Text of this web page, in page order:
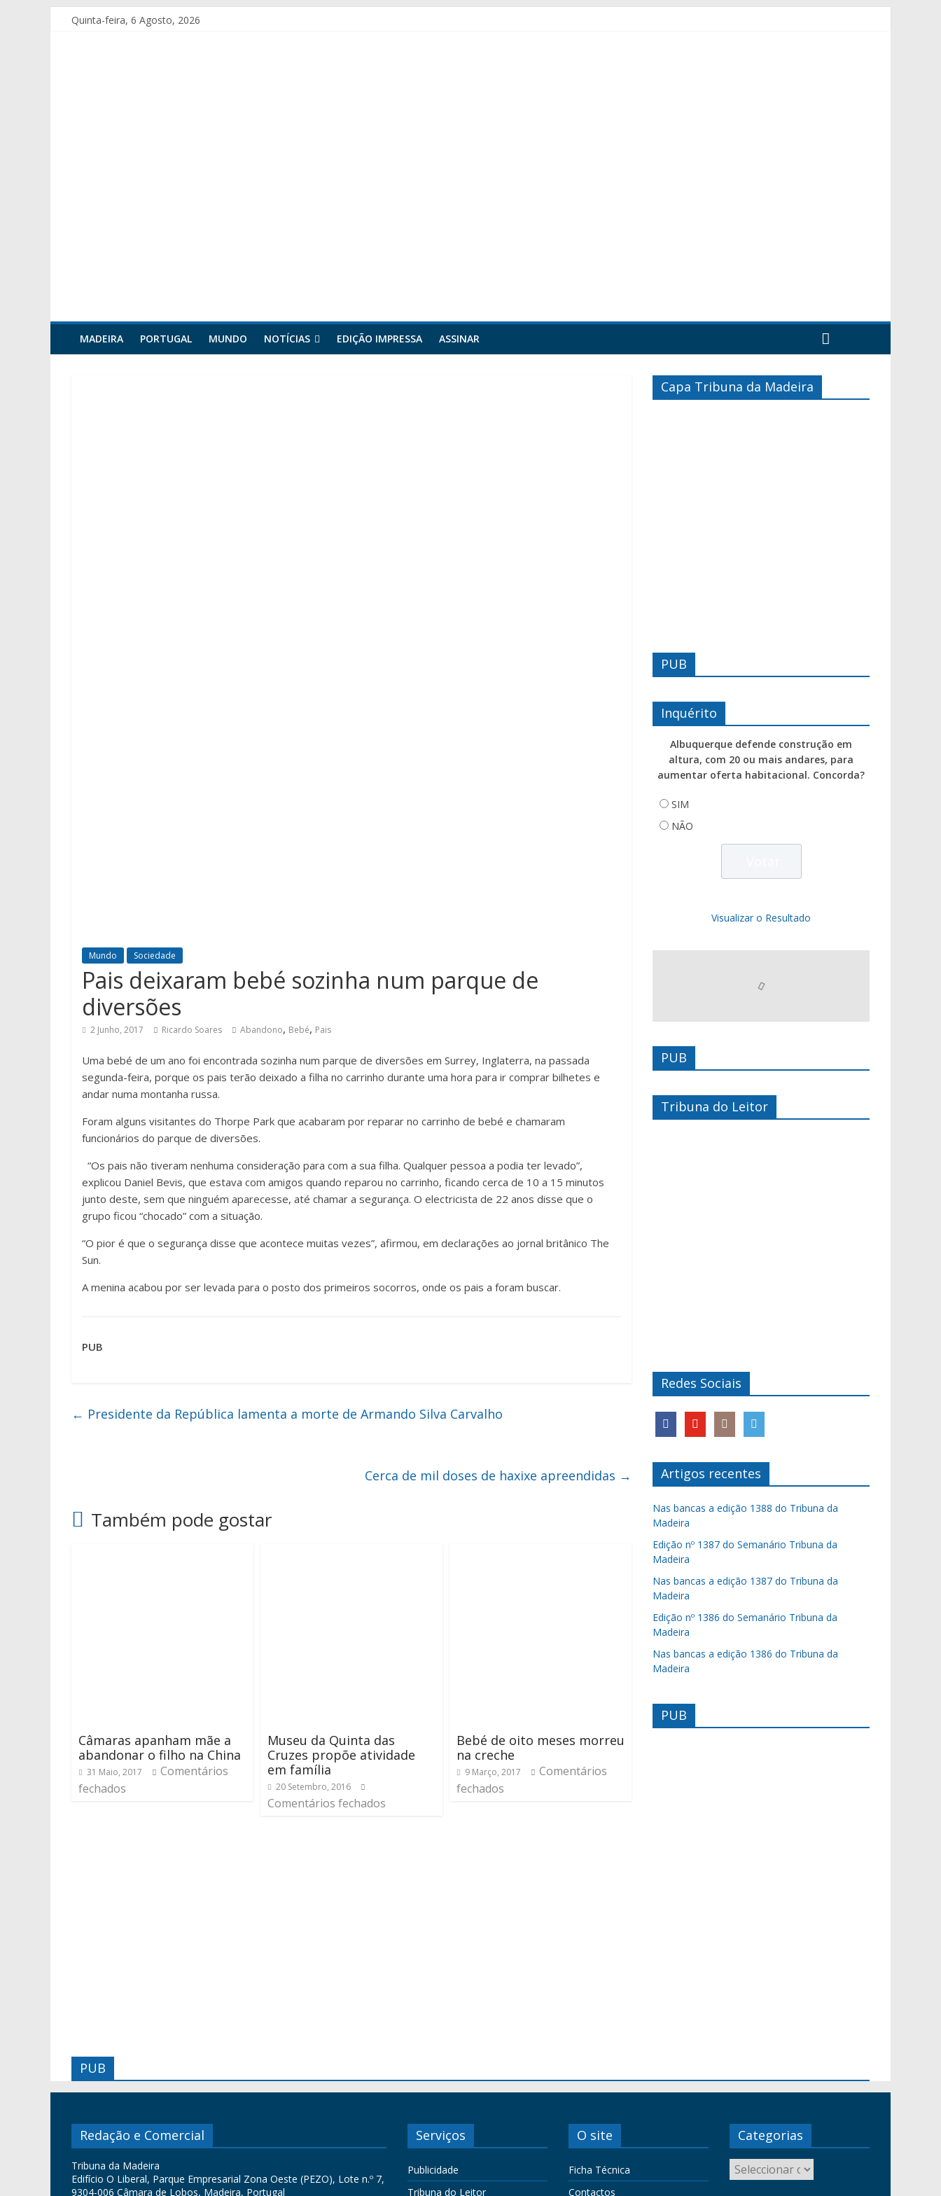
Quinta-feira, 6 Agosto, 2026
MADEIRA PORTUGAL MUNDO NOTÍCIAS EDIÇÃO IMPRESSA ASSINAR
Mundo Sociedade
Pais deixaram bebé sozinha num parque de
diversões
2 Junho, 2017 Ricardo Soares Abandono, Bebé, Pais
Uma bebé de um ano foi encontrada sozinha num parque de diversões em Surrey, Inglaterra, na passada
segunda-feira, porque os pais terão deixado a filha no carrinho durante uma hora para ir comprar bilhetes e
andar numa montanha russa.
Foram alguns visitantes do Thorpe Park que acabaram por reparar no carrinho de bebé e chamaram
funcionários do parque de diversões.
“Os pais não tiveram nenhuma consideração para com a sua filha. Qualquer pessoa a podia ter levado”,
explicou Daniel Bevis, que estava com amigos quando reparou no carrinho, ficando cerca de 10 a 15 minutos
junto deste, sem que ninguém aparecesse, até chamar a segurança. O electricista de 22 anos disse que o
grupo ficou “chocado” com a situação.
“O pior é que o segurança disse que acontece muitas vezes”, afirmou, em declarações ao jornal britânico The
Sun.
A menina acabou por ser levada para o posto dos primeiros socorros, onde os pais a foram buscar.
PUB
← Presidente da República lamenta a morte de Armando Silva Carvalho
Cerca de mil doses de haxixe apreendidas →
Também pode gostar
Câmaras apanham mãe a
abandonar o filho na China
31 Maio, 2017
Comentários
fechados
Museu da Quinta das
Cruzes propõe atividade
em família
20 Setembro, 2016
Comentários fechados
Bebé de oito meses morreu
na creche
9 Março, 2017
Comentários
fechados
Capa Tribuna da Madeira
PUB
Inquérito
Albuquerque defende construção em
altura, com 20 ou mais andares, para
aumentar oferta habitacional. Concorda?
SIM
NÃO
Visualizar o Resultado
PUB
Tribuna do Leitor
Redes Sociais
Artigos recentes
Nas bancas a edição 1388 do Tribuna da
Madeira
Edição nº 1387 do Semanário Tribuna da
Madeira
Nas bancas a edição 1387 do Tribuna da
Madeira
Edição nº 1386 do Semanário Tribuna da
Madeira
Nas bancas a edição 1386 do Tribuna da
Madeira
PUB
PUB
Redação e Comercial
Tribuna da Madeira
Edifício O Liberal, Parque Empresarial Zona Oeste (PEZO), Lote n.º 7,
9304-006 Câmara de Lobos, Madeira, Portugal
Serviços
Publicidade
Tribuna do Leitor
O site
Ficha Técnica
Contactos
Categorias